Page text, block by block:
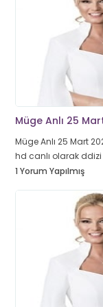
Müge Anlı 25
Müge Anlı 25 Mart
hd canlı olarak
1 Yorum Yapılmış